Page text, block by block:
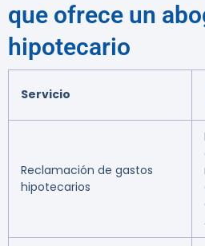
que ofrece un
hipotecario
Servicio
Reclamación de gastos
hipotecarios